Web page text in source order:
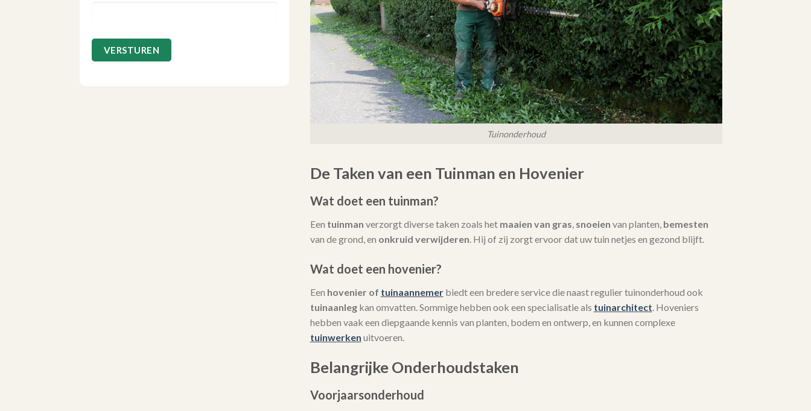
Tuinonderhoud
De Taken van een Tuinman en Hovenier
Wat doet een tuinman?
Een tuinman verzorgt diverse taken zoals het maaien van gras, snoeien van planten, bemesten
van de grond, en onkruid verwijderen. Hij of zij zorgt ervoor dat uw tuin netjes en gezond blijft.
Wat doet een hovenier?
Een hovenier of tuinaannemerbiedt een bredere service die naast regulier tuinonderhoud ook
tuinaanlegkan omvatten. Sommige hebben ook een specialisatie als tuinarchitect. Hoveniers
hebben vaak een diepgaande kennis van planten, bodem en ontwerp, en kunnen complexe
tuinwerken uitvoeren.
Belangrijke Onderhoudstaken
Voorjaarsonderhoud